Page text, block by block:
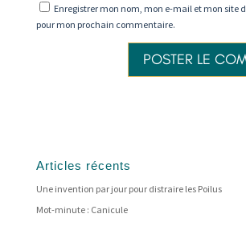
Enregistrer mon nom, mon e-mail et mon site
pour mon prochain commentaire.
Articles récents
Une invention par jour pour distraire les Poilus
Mot-minute : Canicule